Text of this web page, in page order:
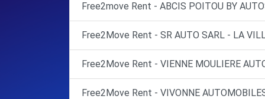
Free2move Rent - ABCIS POITOU BY
Free2Move Rent - SR AUTO SARL - LA
Free2Move Rent - VIENNE MOULIERE
Free2Move Rent - VIVONNE